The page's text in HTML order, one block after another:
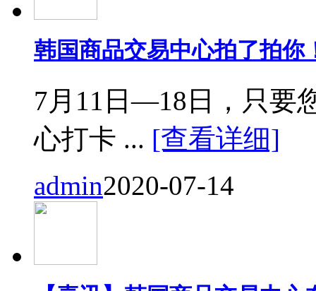
韩国商品交易中心拍了拍你
7月11日—18日，只要
心打卡 ... [查看详细]
admin2020-07-14